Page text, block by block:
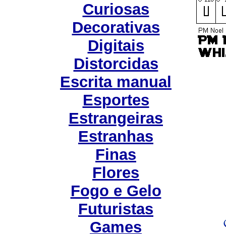
Curiosas
Decorativas
Digitais
Distorcidas
Escrita manual
Esportes
Estrangeiras
Estranhas
Finas
Flores
Fogo e Gelo
Futuristas
Games